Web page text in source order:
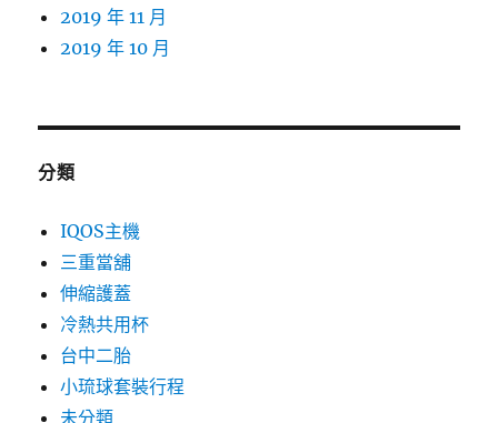
2019 年 11 月
2019 年 10 月
分類
IQOS主機
三重當舖
伸縮護蓋
冷熱共用杯
台中二胎
小琉球套裝行程
未分類